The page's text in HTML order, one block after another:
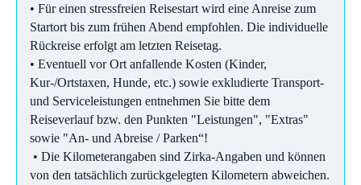
• Für einen stressfreien Reisestart wird eine Anreise zum
Startort bis zum frühen Abend empfohlen. Die individuelle
Rückreise erfolgt am letzten Reisetag.
• Eventuell vor Ort anfallende Kosten (Kinder,
Kur-/Ortstaxen, Hunde, etc.) sowie exkludierte Transport-
und Serviceleistungen entnehmen Sie bitte dem
Reiseverlauf bzw. den Punkten "Leistungen", "Extras"
sowie "An- und Abreise / Parken“!
• Die Kilometerangaben sind Zirka-Angaben und können
von den tatsächlich zurückgelegten Kilometern abweichen.